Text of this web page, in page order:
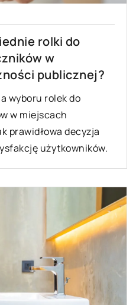
rolki do
w
publicznej?
wyboru rolek do
w miejscach
prawidłowa decyzja
użytkowników.